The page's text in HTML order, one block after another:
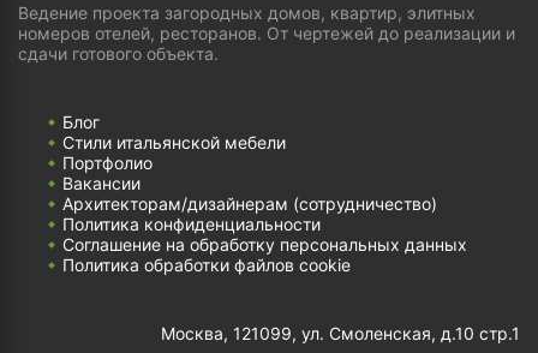
Ведение проекта загородных домов, квартир, элитных
номеров отелей, ресторанов. От чертежей до реализации и
сдачи готового объекта.
Блог
Стили итальянской мебели
Портфолио
Вакансии
Архитекторам/дизайнерам (cотрудничество)
Политика конфиденциальности
Соглашение на обработку персональных данных
Политика обработки файлов cookie
Москва, 121099, ул. Смоленская, д.10 стр.1